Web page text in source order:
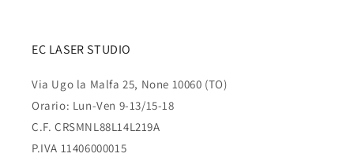
EC LASER STUDIO
Via Ugo la Malfa 25, None 10060 (TO)
Orario: Lun-Ven 9-13/15-18
C.F. CRSMNL88L14L219A
P.IVA 11406000015